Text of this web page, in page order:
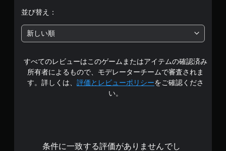
段
階
中
の
並び替え：
新しい順
すべてのレビューはこのゲームまたはアイテムの確認済み
所有者によるもので、モデレーターチームで審査されま
す。詳しくは、 評価とレビューポリシーをご確認くださ
い。
条件に一致する評価がありませんでし